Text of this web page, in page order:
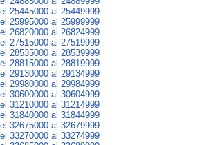
25445000 al 25449999
25995000 al 25999999
26820000 al 26824999
27515000 al 27519999
28535000 al 28539999
28815000 al 28819999
29130000 al 29134999
29980000 al 29984999
30600000 al 30604999
31210000 al 31214999
31840000 al 31844999
32675000 al 32679999
33270000 al 33274999